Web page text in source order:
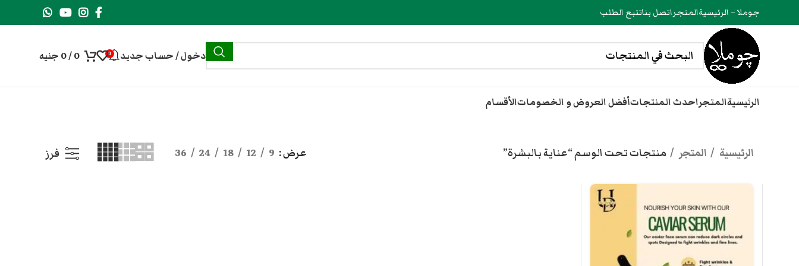
جوملا – الرئيسيةالمتجراتصل بناتتبع الطلب
دخول / حساب جديد 0
0
/
0 جنيه
الرئيسيةالمتجراحدث المنتجاتأفضل العروض و الخصوماتالأقسام
الرئيسية المتجر منتجات تحت الوسم “عناية بالبشرة” عرض 9
12
18
24
36 فرز